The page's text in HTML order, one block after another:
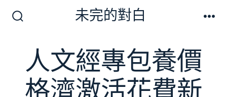
開
未完的對白
人文經專包養價